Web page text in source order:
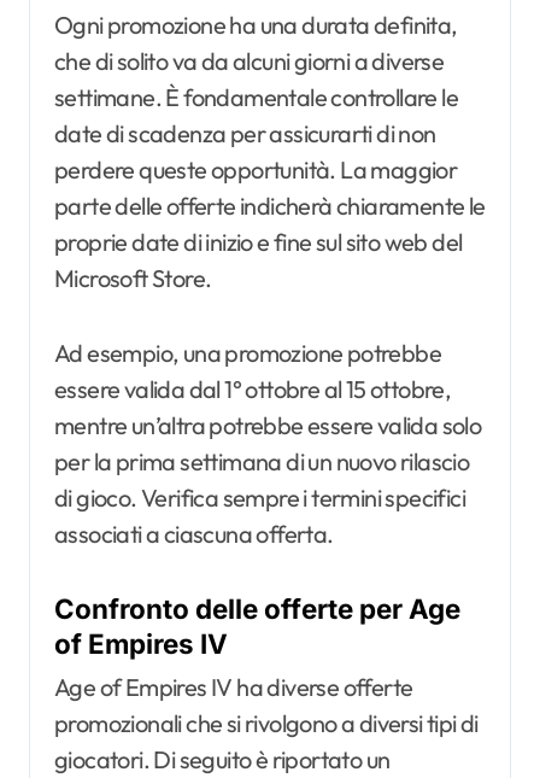
Ogni promozione ha una durata definita,
che di solito va da alcuni giorni a diverse
settimane. È fondamentale controllare le
date di scadenza per assicurarti di non
perdere queste opportunità. La maggior
parte delle offerte indicherà chiaramente le
proprie date di inizio e fine sul sito web del
Microsoft Store.
Ad esempio, una promozione potrebbe
essere valida dal 1° ottobre al 15 ottobre,
mentre un’altra potrebbe essere valida solo
per la prima settimana di un nuovo rilascio
di gioco. Verifica sempre i termini specifici
associati a ciascuna offerta.
Confronto delle offerte per Age
of Empires IV
Age of Empires IV ha diverse offerte
promozionali che si rivolgono a diversi tipi di
giocatori. Di seguito è riportato un